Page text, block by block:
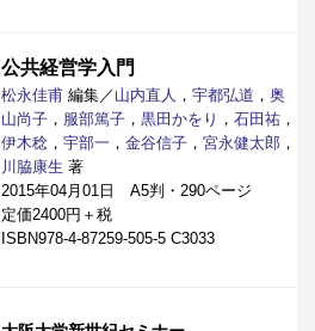
公共経営学入門
松永佳甫 編集／ 山内直人 ， 宇都弘道 ， 奥
山尚子 ， 服部篤子 ， 黒田かをり ， 石田祐 ，
伊木稔 ， 宇部一 ， 金谷信子 ， 宮永健太郎 ，
川脇康生 著
2015年04月01日 A5判・290ページ
定価2400円＋税
ISBN978-4-87259-505-5 C3033